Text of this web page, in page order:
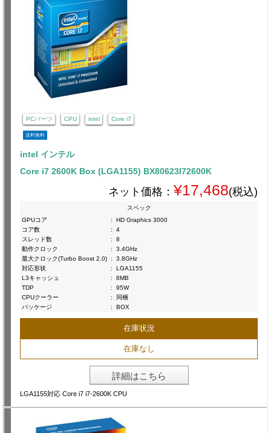
PCパーツ CPU intel Core i7
送料無料
intel インテル
Core i7 2600K Box (LGA1155) BX80623I72600K
ネット価格： ¥17,468(税込)
スペック
GPUコア
:
HD Graphics 3000
コア数
:
4
スレッド数
:
8
動作クロック
:
3.4GHz
最大クロック(Turbo Boost 2.0) :
3.8GHz
対応形状
:
LGA1155
L3キャッシュ
:
8MB
TDP
:
95W
CPUクーラー
:
同梱
パッケージ
: BOX
在庫状況
在庫なし
詳細はこちら
LGA1155対応 Core i7 i7-2600K CPU